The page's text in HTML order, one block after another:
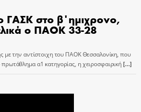
στο β΄ημιχρονο,
ο ΠΑΟΚ 33-28
με την αντίστοιχη του ΠΑΟΚ Θεσσαλονίκη, που
α1 κατηγορίας, η χειροσφαιρική[…]